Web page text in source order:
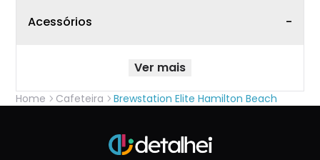
Acessórios -
Ver mais
Home Cafeteira Brewstation Elite Hamilton Beach